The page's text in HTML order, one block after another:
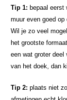
Tip 1: bepaal
muur even goed
Wil je zo veel
het grootste
een wat groter deel
van het doek, dan
Tip 2: plaats niet